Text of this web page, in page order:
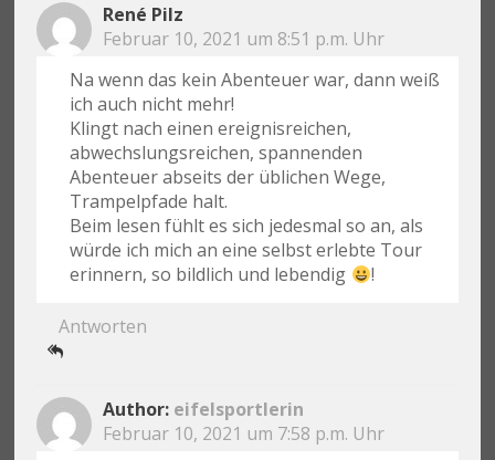
René Pilz
Februar 10, 2021 um 8:51 p.m. Uhr
Na wenn das kein Abenteuer war, dann weiß
ich auch nicht mehr!
Klingt nach einen ereignisreichen,
abwechslungsreichen, spannenden
Abenteuer abseits der üblichen Wege,
Trampelpfade halt.
Beim lesen fühlt es sich jedesmal so an, als
würde ich mich an eine selbst erlebte Tour
erinnern, so bildlich und lebendig
!
Antworten
eifelsportlerin
Februar 10, 2021 um 7:58 p.m. Uhr